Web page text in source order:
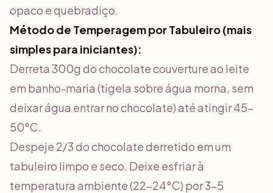
opaco e quebradiço.
Método de Temperagem por Tabuleiro (mais
simples para iniciantes):
Derreta 300g do chocolate couverture ao leite
em banho-maria (tigela sobre água morna, sem
deixar água entrar no chocolate) até atingir 45-
50°C.
Despeje 2/3 do chocolate derretido em um
tabuleiro limpo e seco. Deixe esfriar à
temperatura ambiente (22-24°C) por 3-5